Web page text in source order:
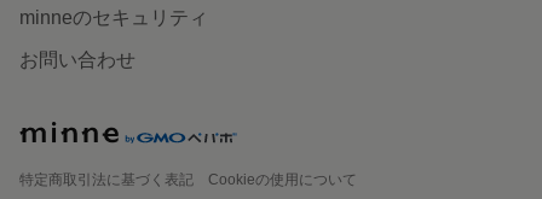
minneのセキュリティ
お問い合わせ
特定商取引法に基づく表記
Cookieの使用について